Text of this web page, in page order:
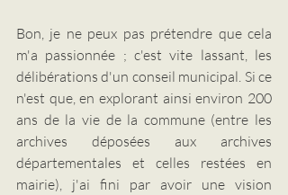
Bon, je ne peux pas prétendre que cela
m'a passionnée ; c'est vite lassant, les
délibérations d'un conseil municipal. Si ce
n'est que, en explorant ainsi environ 200
ans de la vie de la commune (entre les
archives déposées aux archives
départementales et celles restées en
mairie), j'ai fini par avoir une vision